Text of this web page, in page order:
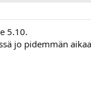
5.10.
jo pidemmän